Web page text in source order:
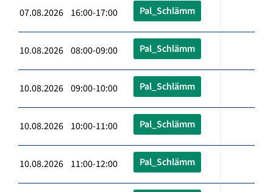
07.08.2026 16:00-17:00 Pal_Schlämm
10.08.2026 08:00-09:00 Pal_Schlämm
10.08.2026 09:00-10:00 Pal_Schlämm
10.08.2026 10:00-11:00 Pal_Schlämm
10.08.2026 11:00-12:00 Pal_Schlämm